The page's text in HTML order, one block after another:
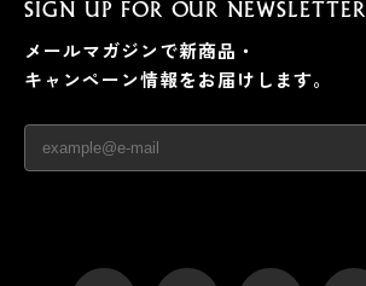
SIGN UP FOR OUR NEWSLETTER
メールマガジンで新商品・
キャンペーン情報をお届けします。